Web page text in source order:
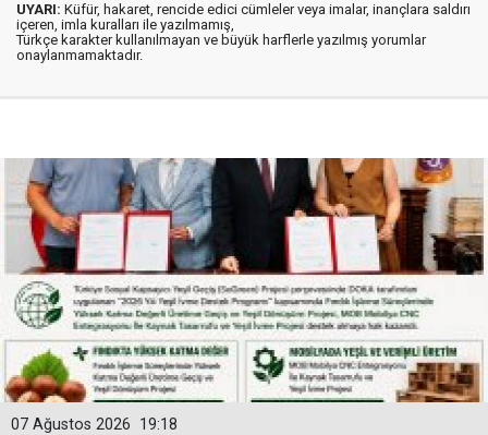
UYARI: Küfür, hakaret, rencide edici cümleler veya imalar, inançlara saldırı
içeren, imla kuralları ile yazılmamış,
Türkçe karakter kullanılmayan ve büyük harflerle yazılmış yorumlar
onaylanmamaktadır.
19:18
07 Ağustos 2026